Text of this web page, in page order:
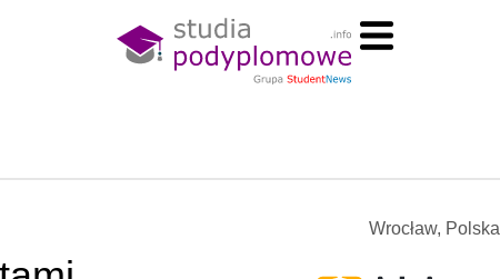
Wrocław, Polska